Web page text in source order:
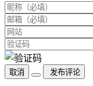
取消 发布评论